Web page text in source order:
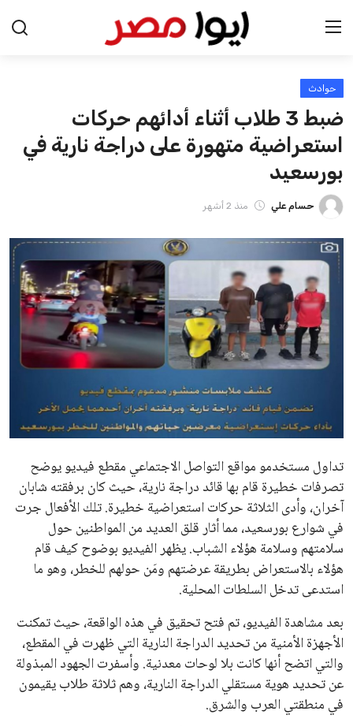
الرئيسية
اخبار مصر
عرب وعالم
اقتصاد
اخبار الرياضة
منوعات
فن وثقافة
علوم وتكنولوجيا
المرأة والجمال
محافظات
حوادث
ضبط 3 طلاب أثناء أدائهم حركات
استعراضية متهورة على دراجة نارية في
بورسعيد
حسام علي منذ 2 أشهر
تداول مستخدمو مواقع التواصل الاجتماعي مقطع فيديو يوضح
تصرفات خطيرة قام بها قائد دراجة نارية، حيث كان برفقته شابان
آخران، وأدى الثلاثة حركات استعراضية خطيرة. تلك الأفعال جرت
في شوارع بورسعيد، مما أثار قلق العديد من المواطنين حول
سلامتهم وسلامة هؤلاء الشباب. يظهر الفيديو بوضوح كيف قام
هؤلاء بالاستعراض بطريقة عرضتهم ومَن حولهم للخطر، وهو ما
استدعى تدخل السلطات المحلية.
بعد مشاهدة الفيديو، تم فتح تحقيق في هذه الواقعة، حيث تمكنت
الأجهزة الأمنية من تحديد الدراجة النارية التي ظهرت في المقطع،
والتي اتضح أنها كانت بلا لوحات معدنية. وأسفرت الجهود المبذولة
عن تحديد هوية مستقلي الدراجة النارية، وهم ثلاثة طلاب يقيمون
في منطقتي العرب والشرق.